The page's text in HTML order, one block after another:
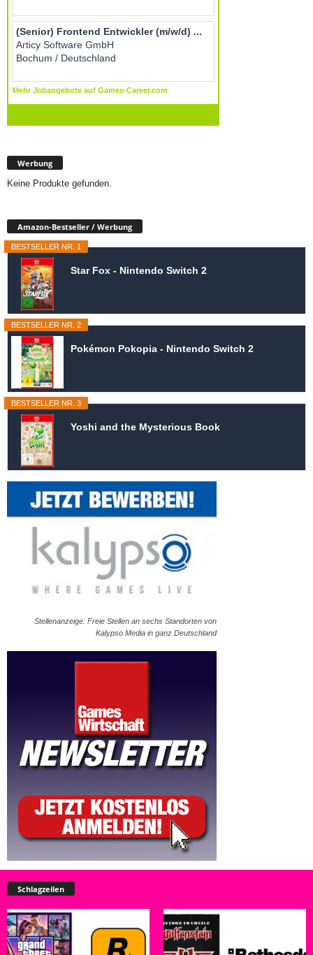
Werbung
Keine Produkte gefunden.
Amazon-Bestseller / Werbung
BESTSELLER NR. 1
Star Fox - Nintendo Switch 2
BESTSELLER NR. 2
Pokémon Pokopia - Nintendo Switch 2
BESTSELLER NR. 3
Yoshi and the Mysterious Book
Stellenanzeige: Freie Stellen an sechs Standorten von
Kalypso Media in ganz Deutschland
Schlagzeilen